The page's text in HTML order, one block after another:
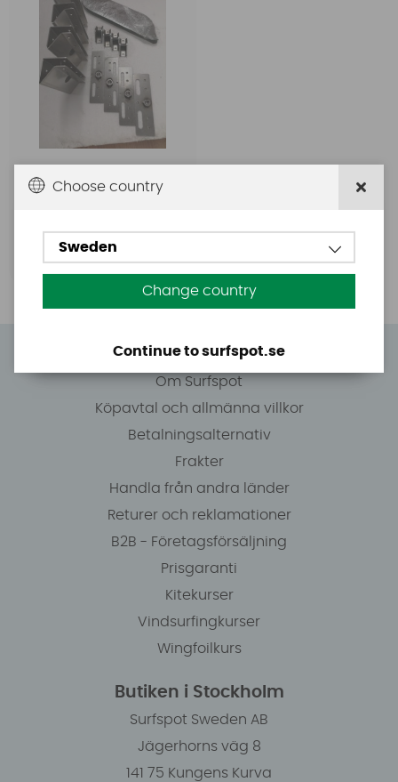
4999 SEK
Allt om Surfspot
Om Surfspot
Köpavtal och allmänna villkor
Betalningsalternativ
Frakter
Handla från andra länder
Returer och reklamationer
B2B - Företagsförsäljning
Prisgaranti
Kitekurser
Vindsurfingkurser
Wingfoilkurs
Butiken i Stockholm
Surfspot Sweden AB
Jägerhorns väg 8
141 75 Kungens Kurva
Choose country
Sweden
Change country
Continue to surfspot.se